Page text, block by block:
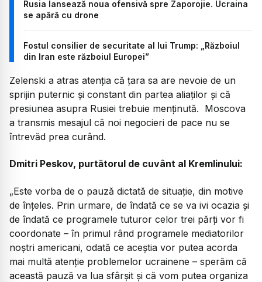
Rusia lansează noua ofensivă spre Zaporojie. Ucraina
se apără cu drone
Fostul consilier de securitate al lui Trump: „Războiul
din Iran este războiul Europei”
Zelenski a atras atenția că țara sa are nevoie de un
sprijin puternic și constant din partea aliaților și că
presiunea asupra Rusiei trebuie menținută. Moscova
a transmis mesajul că noi negocieri de pace nu se
întrevăd prea curând.
Dmitri Peskov, purtătorul de cuvânt al Kremlinului:
„Este vorba de o pauză dictată de situație, din motive
de înțeles. Prin urmare, de îndată ce se va ivi ocazia și
de îndată ce programele tuturor celor trei părți vor fi
coordonate – în primul rând programele mediatorilor
noștri americani, odată ce aceștia vor putea acorda
mai multă atenție problemelor ucrainene – sperăm că
această pauză va lua sfârșit și că vom putea organiza